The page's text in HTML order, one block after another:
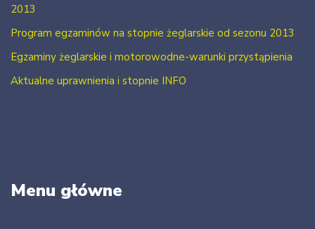
2013
Program egzaminów na stopnie żeglarskie od sezonu 2013
Egzaminy żeglarskie i motorowodne-warunki przystąpienia
Aktualne uprawnienia i stopnie INFO
Menu główne